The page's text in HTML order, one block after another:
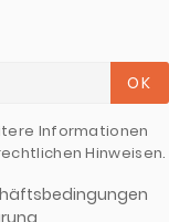
OK
Informationen
Hinweisen.